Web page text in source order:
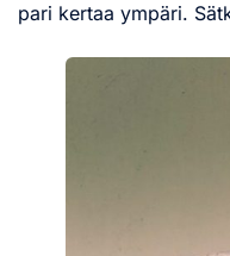
pari kertaa ympäri.